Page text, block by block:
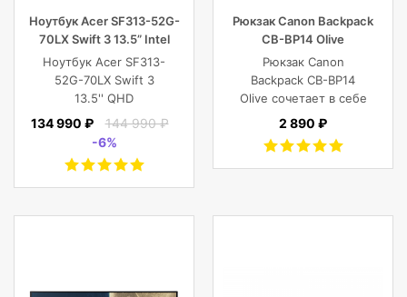
Ноутбук Acer SF313-52G-
70LX Swift 3 13.5” Intel
Core i7 16 GB 1TB SSD,
Silver
Ноутбук Acer SF313-
52G-70LX Swift 3
13.5'' QHD
(2256x1504) IPS/Intel
Core i7-1065G7
1.30GHz Quad/16
GB+1TB SSD/GF
MX350 2
134 990 ₽
144 990 ₽
-6%
Рюкзак Canon Backpack
CB-BP14 Olive
Рюкзак Canon
Backpack CB-BP14
Olive сочетает в себе
винтажный стиль,
современный
комфорт, и защиту
2 890 ₽